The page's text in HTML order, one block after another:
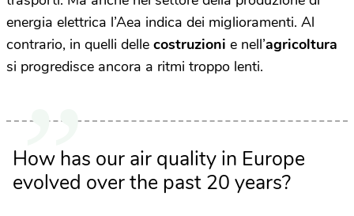
energia elettrica l’Aea indica dei miglioramenti. Al
contrario, in quelli delle costruzioni e nell’agricoltura
si progredisce ancora a ritmi troppo lenti.
How has our air quality in Europe
evolved over the past 20 years?